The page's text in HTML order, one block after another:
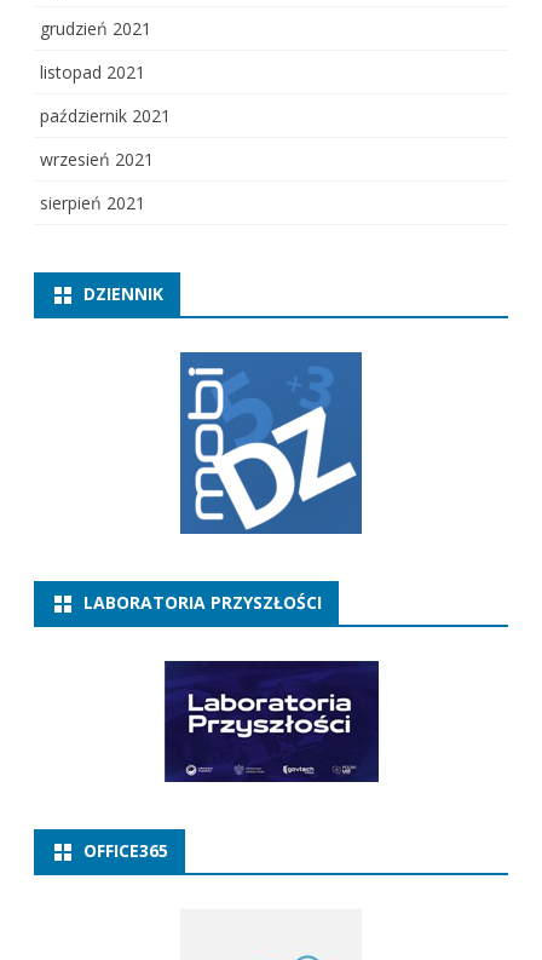
grudzień 2021
listopad 2021
październik 2021
wrzesień 2021
sierpień 2021
DZIENNIK
LABORATORIA PRZYSZŁOŚCI
OFFICE365